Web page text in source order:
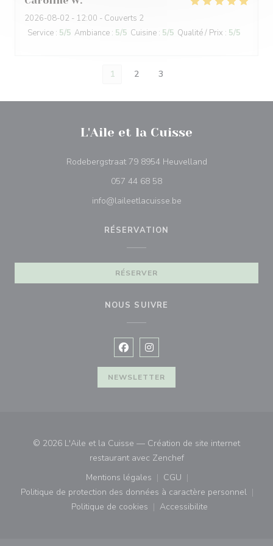
2026-08-02 - 12:00 - Couverts 2
Service : 5/5 Ambiance : 5/5 Cuisine : 5/5 Qualité / Prix : 5/5
1 2 3
L'Aile et la Cuisse
Rodebergstraat 79 8954 Heuvelland((ouvre une
057 44 68 58
info@laileetlacuisse.be
RÉSERVATION
RÉSERVER
NOUS SUIVRE
Facebook ((ouvre une nouvelle
Instagram ((ouvre une
NEWSLETTER
© 2026 L'Aile et la Cuisse — Création de site internet
restaurant avec Zenchef((ouvre une nouvelle
Mentions légales
((ouvre une nouvelle fenêtre))
CGU
((ouvre une nouvelle
Politique de protection des données à caractère personnel
((ouvre une nouvelle fenêtre))
Politique de cookies
((ouvre une nouvelle fenêtre))
Accessibilite
((ouvre une nouvelle